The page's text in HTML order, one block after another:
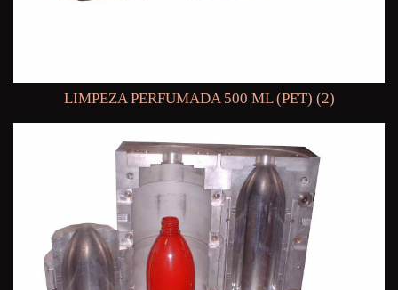
LIMPEZA PERFUMADA 500 ML (PET) (2)